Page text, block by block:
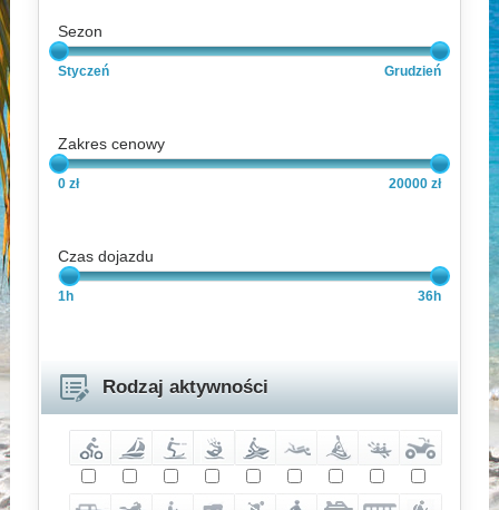
Sezon
Styczeń Grudzień
Zakres cenowy
0 zł 20000 zł
Czas dojazdu
1h 36h
Rodzaj aktywności